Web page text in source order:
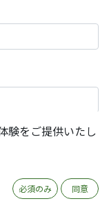
験をご提供いたし
必須のみ 同意